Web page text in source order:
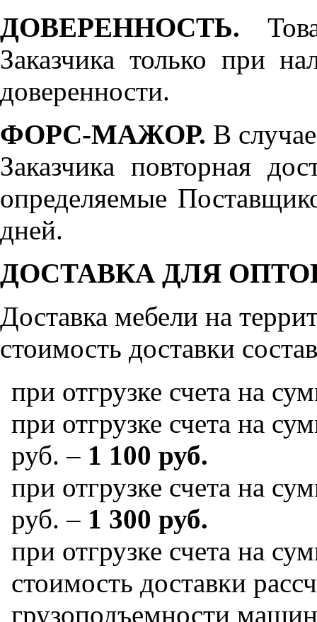
ДОВЕРЕННОСТЬ.
Заказчика только при
доверенности.
ФОРС-МАЖОР. В
Заказчика повторная
определяемые
дней.
ДОСТАВКА ДЛЯ
Доставка мебели на
стоимость доставки
при отгрузке счета на
при отгрузке счета на
руб. – 1 100 руб.
при отгрузке счета на
руб. – 1 300 руб.
при отгрузке счета на
стоимость доставки
грузоподъемности